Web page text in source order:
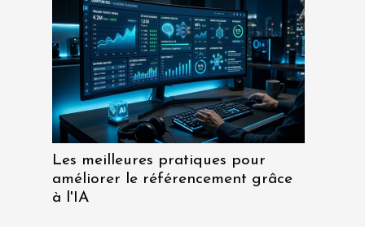
Les meilleures pratiques pour
améliorer le référencement grâce
à l'IA